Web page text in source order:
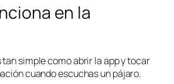
en la
tan simple como abrir la app y tocar
cuando escuchas un pájaro.